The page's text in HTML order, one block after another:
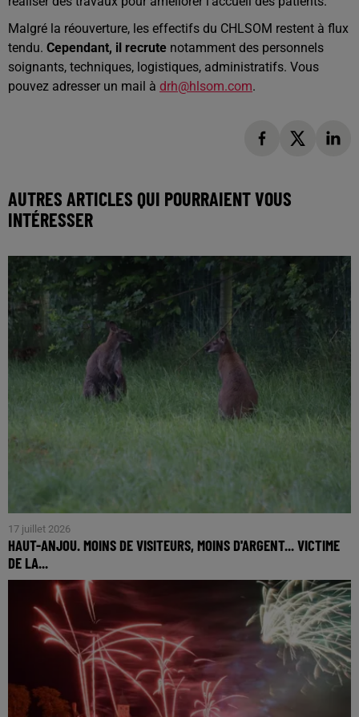
Malgré la réouverture, les effectifs du CHLSOM restent à flux
tendu. Cependant, il recrute notamment des personnels
soignants, techniques, logistiques, administratifs. Vous
pouvez adresser un mail à drh@hlsom.com.
AUTRES ARTICLES QUI POURRAIENT VOUS
INTÉRESSER
17 juillet 2026
HAUT-ANJOU. MOINS DE VISITEURS, MOINS D'ARGENT... VICTIME
DE LA...